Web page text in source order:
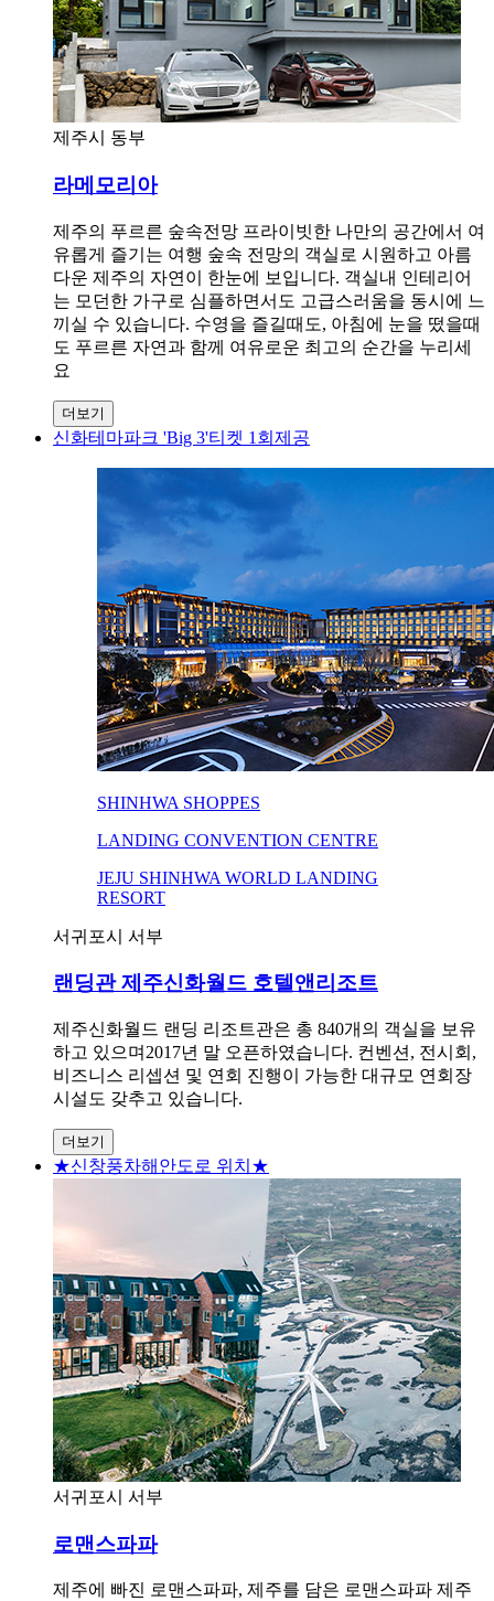
제주시 동부
라메모리아
제주의 푸르른 숲속전망 프라이빗한 나만의 공간에서 여
유롭게 즐기는 여행 숲속 전망의 객실로 시원하고 아름
다운 제주의 자연이 한눈에 보입니다. 객실내 인테리어
는 모던한 가구로 심플하면서도 고급스러움을 동시에 느
끼실 수 있습니다. 수영을 즐길때도, 아침에 눈을 떴을때
도 푸르른 자연과 함께 여유로운 최고의 순간을 누리세
요
더보기
신화테마파크 'Big 3'티켓 1회제공
SHINHWA SHOPPES
LANDING CONVENTION CENTRE
JEJU SHINHWA WORLD LANDING
RESORT
서귀포시 서부
랜딩관 제주신화월드 호텔앤리조트
제주신화월드 랜딩 리조트관은 총 840개의 객실을 보유
하고 있으며2017년 말 오픈하였습니다. 컨벤션, 전시회,
비즈니스 리셉션 및 연회 진행이 가능한 대규모 연회장
시설도 갖추고 있습니다.
더보기
★신창풍차해안도로 위치★
서귀포시 서부
로맨스파파
제주에 빠진 로맨스파파, 제주를 담은 로맨스파파 제주